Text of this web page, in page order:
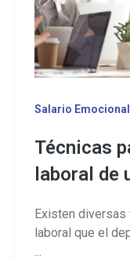
Salario Emocional
Técnicas
laboral de
Existen
laboral que el
...